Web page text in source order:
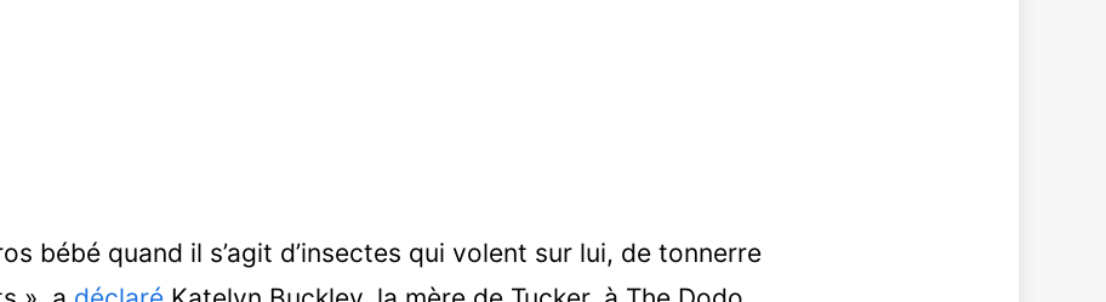
bébé quand il s’agit d’insectes qui volent sur lui, de tonnerre